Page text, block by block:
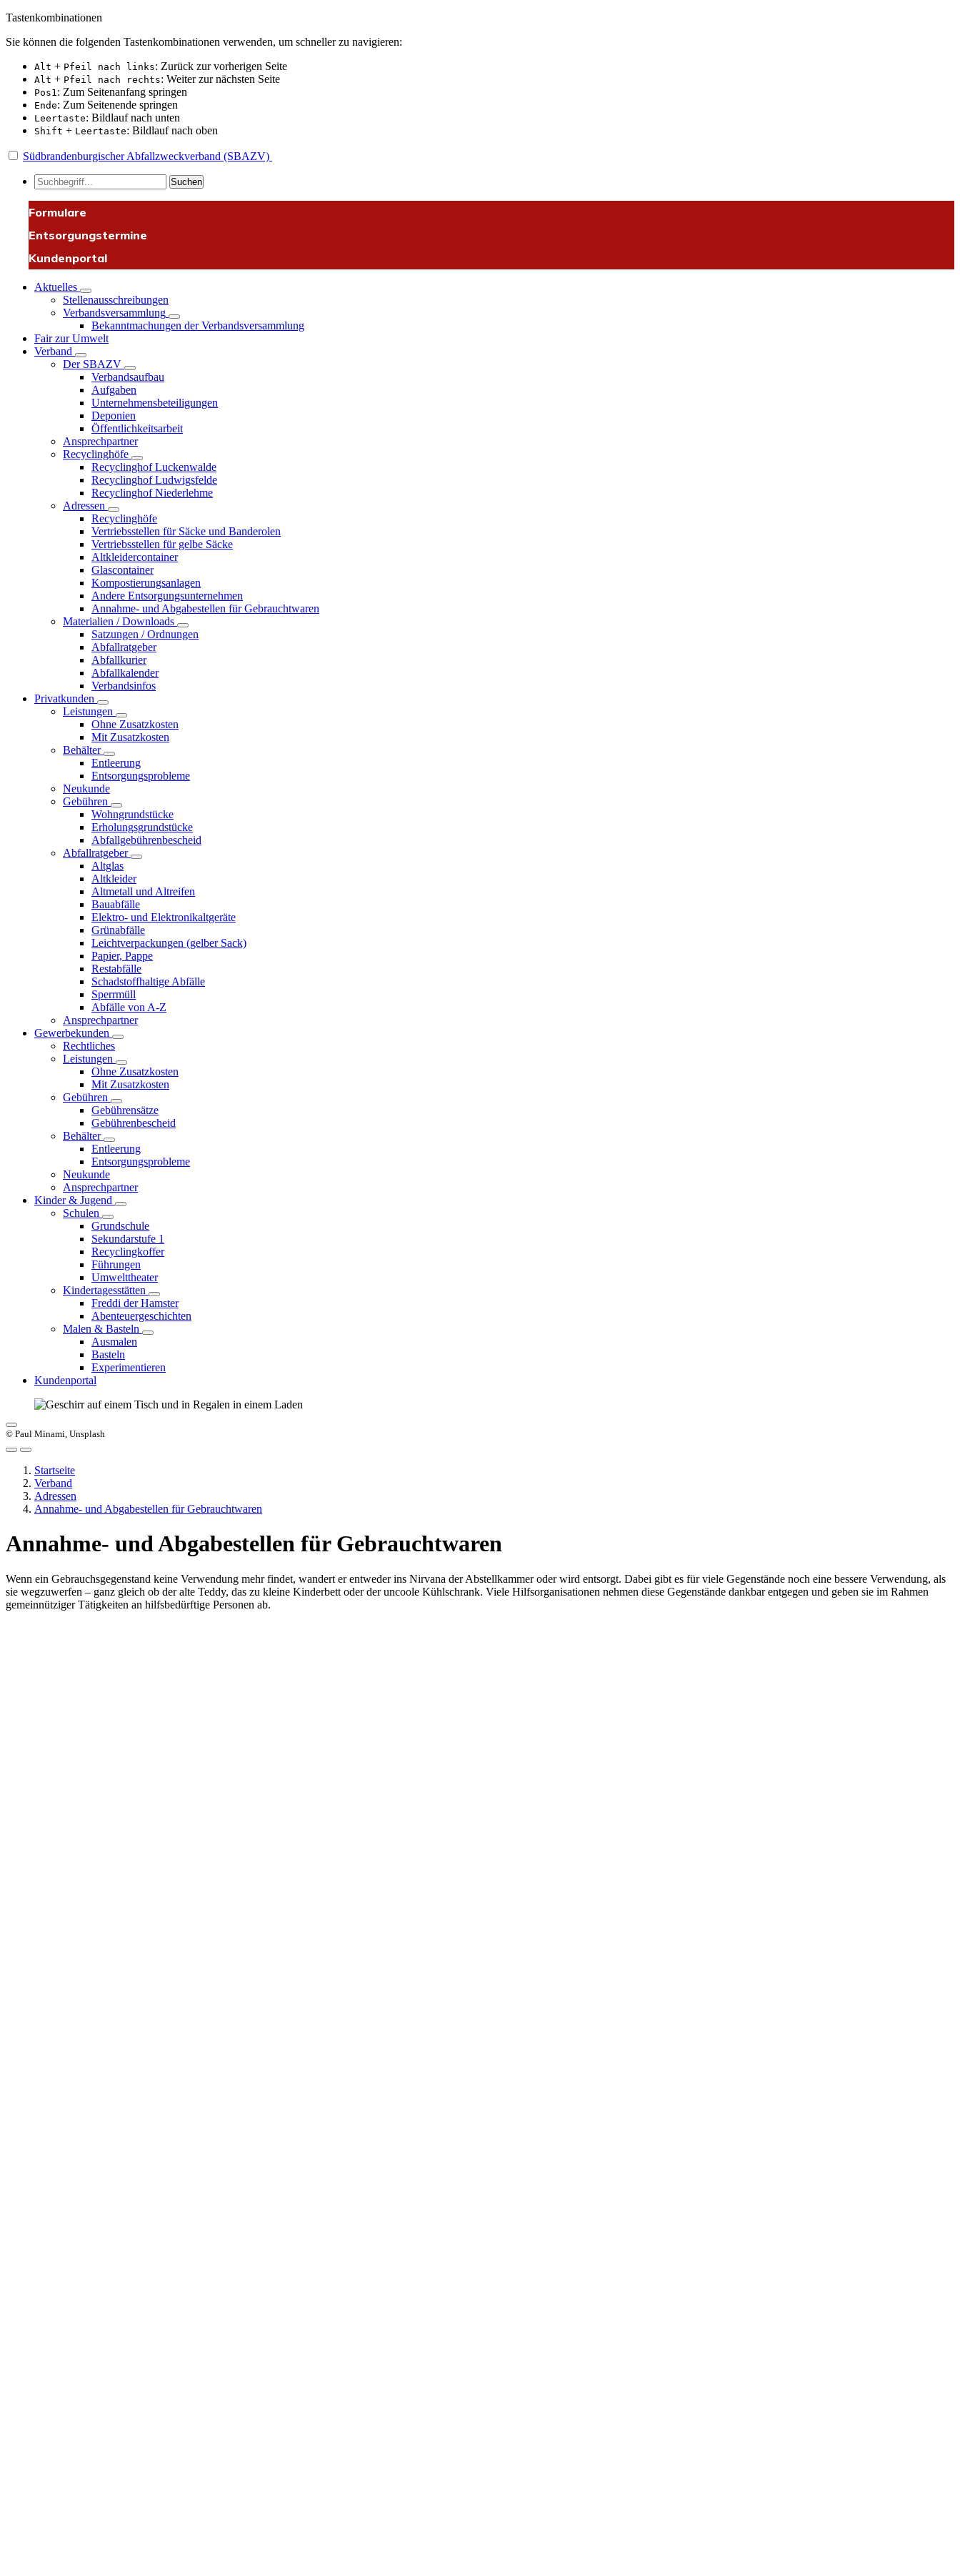
Tastenkombinationen
Sie können die folgenden Tastenkombinationen verwenden, um schneller zu navigieren:
Alt + Pfeil nach links: Zurück zur vorherigen Seite
Alt + Pfeil nach rechts: Weiter zur nächsten Seite
Pos1: Zum Seitenanfang springen
Ende: Zum Seitenende springen
Leertaste: Bildlauf nach unten
Shift + Leertaste: Bildlauf nach oben
Südbrandenburgischer Abfallzweckverband (SBAZV)
Suchen
Formulare
Entsorgungstermine
Kundenportal
Aktuelles
Stellenausschreibungen
Verbandsversammlung
Bekanntmachungen der Verbandsversammlung
Fair zur Umwelt
Verband
Der SBAZV
Verbandsaufbau
Aufgaben
Unternehmensbeteiligungen
Deponien
Öffentlichkeitsarbeit
Ansprechpartner
Recyclinghöfe
Recyclinghof Luckenwalde
Recyclinghof Ludwigsfelde
Recyclinghof Niederlehme
Adressen
Recyclinghöfe
Vertriebsstellen für Säcke und Banderolen
Vertriebsstellen für gelbe Säcke
Altkleidercontainer
Glascontainer
Kompostierungsanlagen
Andere Entsorgungsunternehmen
Annahme- und Abgabestellen für Gebrauchtwaren
Materialien / Downloads
Satzungen / Ordnungen
Abfallratgeber
Abfallkurier
Abfallkalender
Verbandsinfos
Privatkunden
Leistungen
Ohne Zusatzkosten
Mit Zusatzkosten
Behälter
Entleerung
Entsorgungsprobleme
Neukunde
Gebühren
Wohngrundstücke
Erholungsgrundstücke
Abfallgebührenbescheid
Abfallratgeber
Altglas
Altkleider
Altmetall und Altreifen
Bauabfälle
Elektro- und Elektronikaltgeräte
Grünabfälle
Leichtverpackungen (gelber Sack)
Papier, Pappe
Restabfälle
Schadstoffhaltige Abfälle
Sperrmüll
Abfälle von A-Z
Ansprechpartner
Gewerbekunden
Rechtliches
Leistungen
Ohne Zusatzkosten
Mit Zusatzkosten
Gebühren
Gebührensätze
Gebührenbescheid
Behälter
Entleerung
Entsorgungsprobleme
Neukunde
Ansprechpartner
Kinder & Jugend
Schulen
Grundschule
Sekundarstufe 1
Recyclingkoffer
Führungen
Umwelttheater
Kindertagesstätten
Freddi der Hamster
Abenteuergeschichten
Malen & Basteln
Ausmalen
Basteln
Experimentieren
Kundenportal
© Paul Minami, Unsplash
Startseite
Verband
Adressen
Annahme- und Abgabestellen für Gebrauchtwaren
Annahme- und Abgabestellen für Gebrauchtwaren
Wenn ein Gebrauchsgegenstand keine Verwendung mehr findet, wandert er entweder ins Nirvana der Abstellkammer oder wird entsorgt. Dabei gibt es für viele Gegenstände noch eine bessere Verwendung, als
sie wegzuwerfen – ganz gleich ob der alte Teddy, das zu kleine Kinderbett oder der uncoole Kühlschrank. Viele Hilfsorganisationen nehmen diese Gegenstände dankbar entgegen und geben sie im Rahmen
gemeinnütziger Tätigkeiten an hilfsbedürftige Personen ab.